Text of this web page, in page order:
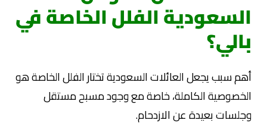
السعودية الفلل الخاصة في
بالي؟
أهم سبب يجعل العائلات السعودية تختار الفلل الخاصة هو
الخصوصية الكاملة، خاصة مع وجود مسبح مستقل
وجلسات بعيدة عن الازدحام.